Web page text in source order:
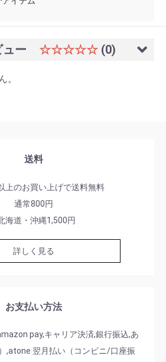
ー ☆☆☆☆☆ (0)
。
送料
上のお買い上げで送料無料
通常800円
海道・沖縄1,500円
詳しく見る
お支払い方法
pay,キャリア決済,銀行振込,あ
,atone 翌月払い（コンビニ/口座振